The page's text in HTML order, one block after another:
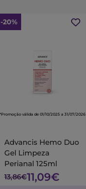
-20%
*Promoção válida de 01/10/2025 a 31/07/2026
Advancis Hemo Duo
Gel Limpeza
Perianal 125ml
13,86€11,09€